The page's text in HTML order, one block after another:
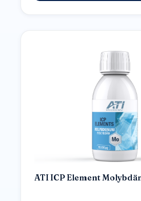
ATI ICP Element